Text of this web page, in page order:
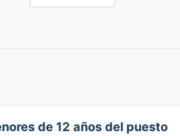
de 12 años del puesto